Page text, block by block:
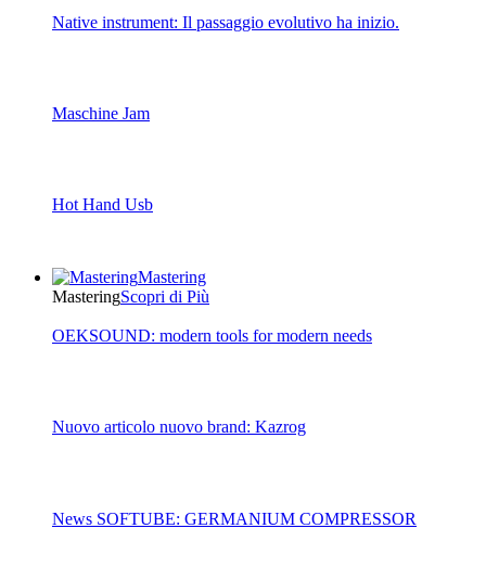
Native instrument: Il passaggio evolutivo ha inizio.
Maschine Jam
Hot Hand Usb
Mastering
MasteringScopri di Più
OEKSOUND: modern tools for modern needs
Nuovo articolo nuovo brand: Kazrog
News SOFTUBE: GERMANIUM COMPRESSOR